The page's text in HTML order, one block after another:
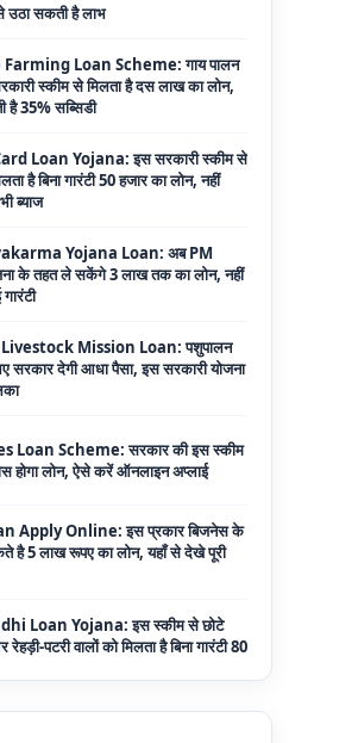
है बिना गारंटी 50 हजार का लोन, नहीं
ब्याज
के तहत ले सकेंगे 3 लाख तक का लोन, नहीं
सरकार देगी आधा पैसा, इस सरकारी योजना
Loan Scheme: सरकार की इस स्कीम
होगा लोन, ऐसे करें ऑनलाइन अप्लाई
है 5 लाख रूपए का लोन, यहाँ से देखे पूरी
पटरी वालों को मिलता है बिना गारंटी 80
मिलेगी 9% की सब्सिडी
महिलाओं को मिल रहा है ₹10 लाख तक का
आवेदन